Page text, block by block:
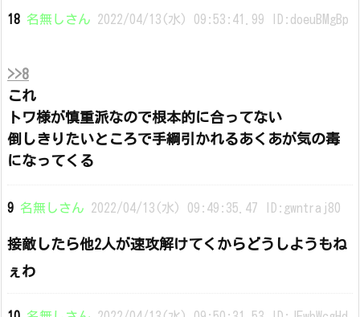
18 名無しさん 2022/04/13(水) 09:53:41.99 ID:doeuBMgBp
>>8
これ
トワ様が慎重派なので根本的に合ってない
倒しきりたいところで手綱引かれるあくあが気の毒
になってくる
9 名無しさん 2022/04/13(水) 09:49:35.47 ID:gwntraj80
接敵したら他2人が速攻解けてくからどうしようもね
ぇわ